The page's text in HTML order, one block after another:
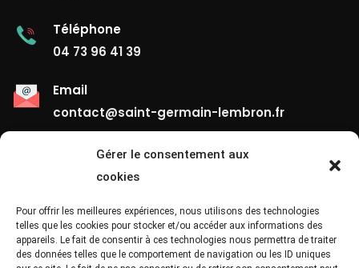
Gérer le consentement aux
cookies
Pour offrir les meilleures expériences, nous utilisons des technologies
telles que les cookies pour stocker et/ou accéder aux informations des
appareils. Le fait de consentir à ces technologies nous permettra de traiter
des données telles que le comportement de navigation ou les ID uniques
Téléphone
04 73 96 41 39
Email
contact@saint-germain-lembron.fr
Liens Utiles
Contact
Mentions Légales